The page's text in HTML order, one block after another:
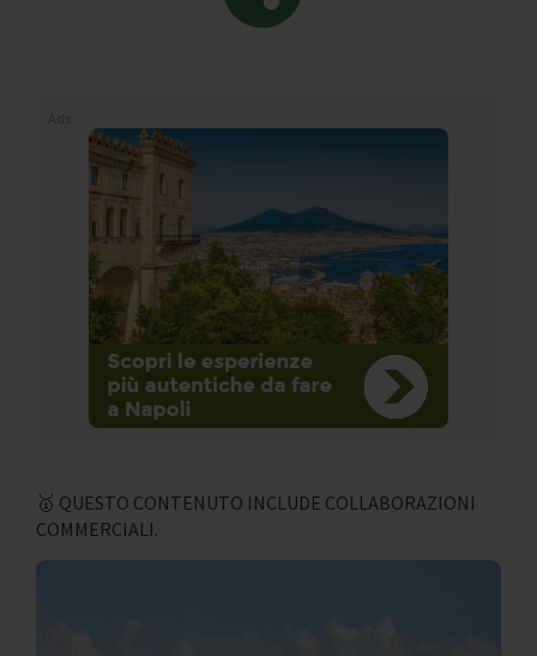
🥇 QUESTO CONTENUTO INCLUDE COLLABORAZIONI
COMMERCIALI.